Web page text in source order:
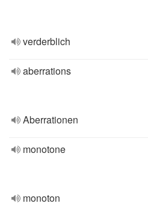
verderblich
aberrations
Aberrationen
monotone
monoton